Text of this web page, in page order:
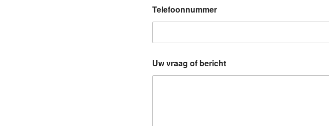
T
e
e
o
o
n
Telefoonnummer
Uw vraag of bericht